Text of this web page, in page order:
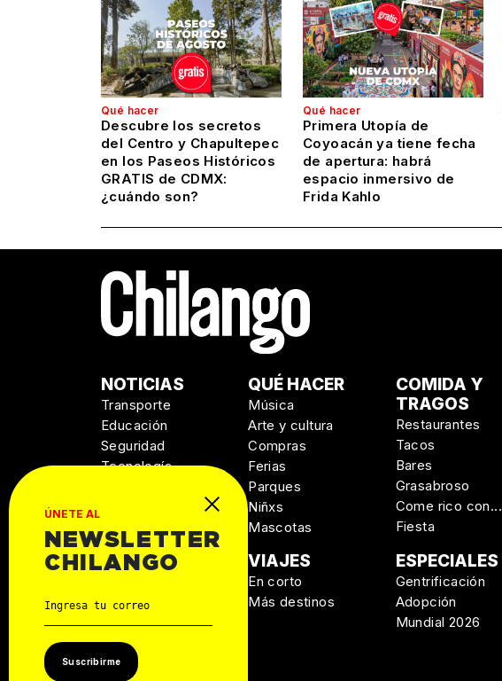
ÚNETE AL
NEWSLETTER
CHILANGO
Suscribirme
Qué hacer
Descubre los secretos
del Centro y Chapultepec
en los Paseos Históricos
GRATIS de CDMX:
¿cuándo son?
Qué hacer
Primera Utopía de
Coyoacán ya tiene fecha
de apertura: habrá
espacio inmersivo de
Frida Kahlo
NOTICIAS
Transporte
Educación
Seguridad
Tecnología
QUÉ HACER
Música
Arte y cultura
Compras
Ferias
Parques
Niñxs
Mascotas
COMIDA Y
TRAGOS
Restaurantes
Tacos
Bares
Grasabroso
Come rico con...
Fiesta
MANUAL DE
Personal
Autos
Casa
VIAJES
En corto
Más destinos
ESPECIALES
Gentrificación
Adopción
Mundial 2026